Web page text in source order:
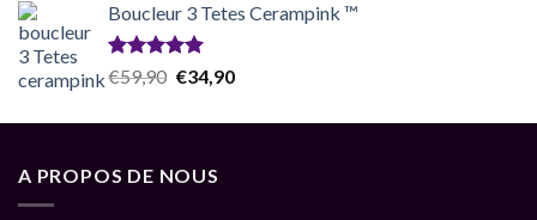
was:
€79,90.
is:
Boucleur 3 Tetes Cerampink ™
Note5.00
sur 5
€59,90 Original
was:
€34,90Current
is:
A PROPOS DE NOUS